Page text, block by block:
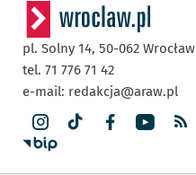
pl. Solny 14, 50-062 Wrocław
tel. 71 776 71 42
e-mail: redakcja@araw.pl